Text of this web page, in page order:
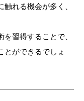
れる機会が多く、
習得することで、
とができるでしょ